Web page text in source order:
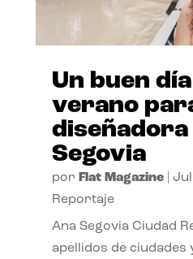
Un buen
verano
diseñadora
Segovia
por Flat Magazine|
Reportaje
Ana Segovia Ciudad
apellidos de ciudades